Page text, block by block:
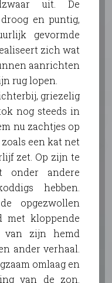
uit. De
en puntig,
gevormde
zich wat
aanrichten
rug lopen.
griezelig
nog steeds in
nu zachtjes op
een kat net
zet. Op zijn te
onder andere
hebben.
opgezwollen
met kloppende
van zijn hemd
ander verhaal.
omlaag en
van de zon.